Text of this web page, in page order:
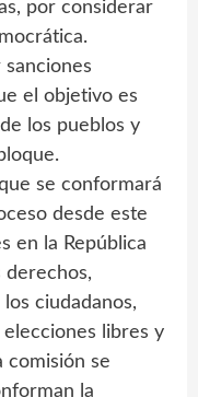
por considerar
el objetivo es
los pueblos y
se conformará
desde este
en la República
derechos,
ciudadanos,
libres y
comisión se
la